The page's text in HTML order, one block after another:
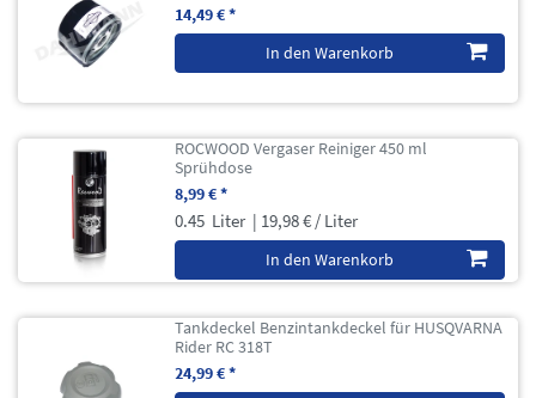
14,49 € *
In den Warenkorb
ROCWOOD Vergaser Reiniger 450 ml
Sprühdose
8,99 € *
0.45 Liter | 19,98 € / Liter
In den Warenkorb
Tankdeckel Benzintankdeckel für HUSQVARNA
Rider RC 318T
24,99 € *